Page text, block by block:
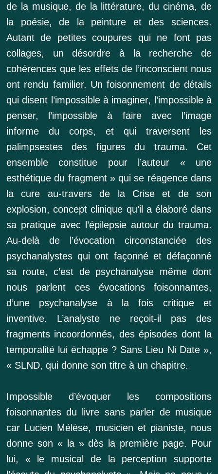
de la musique, de la littérature, du cinéma, de
la poésie, de la peinture et des sciences.
Autant de petites coupures qui ne font pas
collages, un désordre à la recherche de
cohérences que les effets de l’inconscient nous
ont rendu familier. Un foisonnement de détails
qui disent l’impossible à imaginer, l’impossible à
penser, l’impossible à faire avec l’image
informe du corps, et qui traversent les
palimpsestes des figures du trauma. Cet
ensemble constitue pour l’auteur « une
esthétique du fragment » qui se réagence dans
la cure au-travers de la Crise et de son
explosion, concept clinique qu’il a élaboré dans
sa pratique avec l’épilepsie autour du trauma.
Au-delà de l’évocation circonstanciée des
psychanalystes qui ont façonné et défaçonné
sa route, c’est de psychanalyse même dont
nous parlent ces évocations foisonnantes,
d’une psychanalyse à la fois critique et
inventive. L’analyste ne reçoit-il pas des
fragments incoordonnés, des épisodes dont la
temporalité lui échappe ? Sans Lieu Ni Date »,
« SLND, qui donne son titre à un chapitre.
Impossible d’évoquer les compositions
foisonnantes du livre sans parler de musique
car Lucien Mélèse, musicien et pianiste, nous
donne son « la » dès la première page. Pour
lui, « le musical de la perception supporte